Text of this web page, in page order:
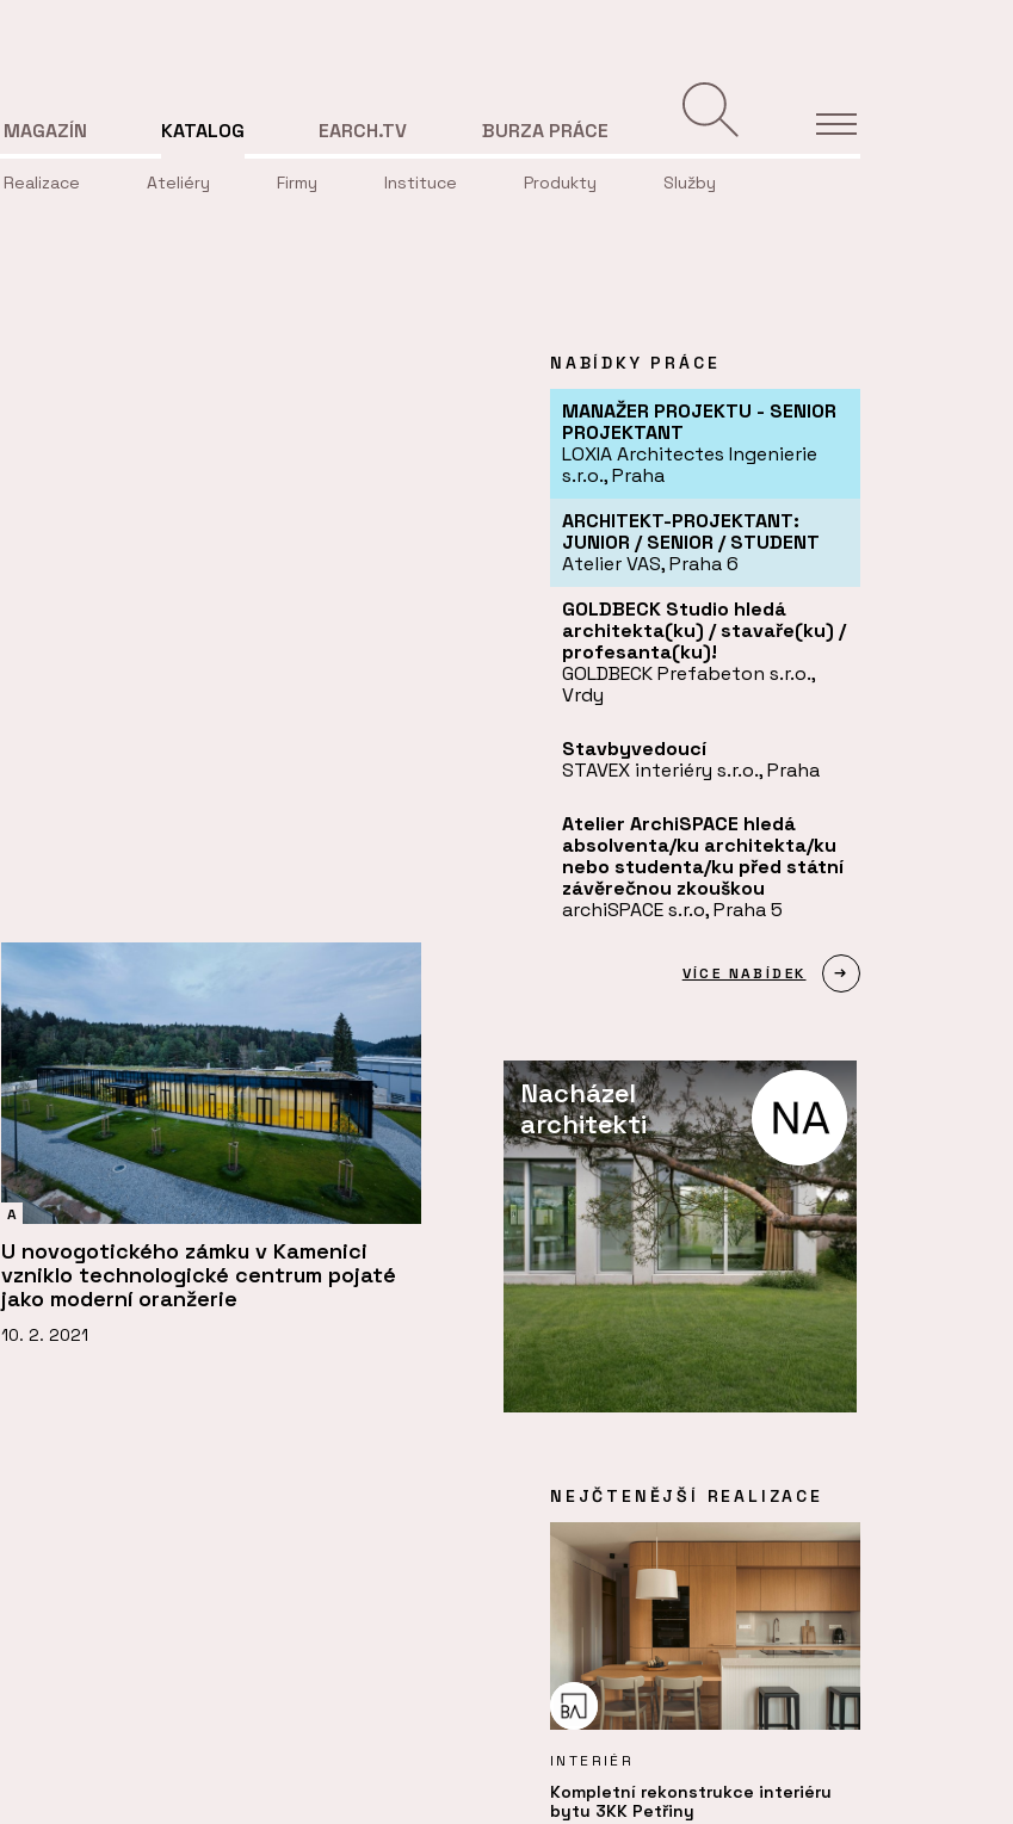
MAGAZÍN KATALOG
Realizace Ateliéry Firmy Instituce Produkty Služby
EARCH.TV BURZA PRÁCE
A
U novogotického zámku v Kamenici
vzniklo technologické centrum pojaté
jako moderní oranžerie
10. 2. 2021
NABÍDKY PRÁCE
MANAŽER PROJEKTU - SENIOR
PROJEKTANT
LOXIA Architectes Ingenierie
s.r.o., Praha
ARCHITEKT-PROJEKTANT:
JUNIOR / SENIOR / STUDENT
Atelier VAS, Praha 6
GOLDBECK Studio hledá
architekta(ku) / stavaře(ku) /
profesanta(ku)!
GOLDBECK Prefabeton s.r.o.,
Vrdy
Stavbyvedoucí
STAVEX interiéry s.r.o., Praha
Atelier ArchiSPACE hledá
absolventa/ku architekta/ku
nebo studenta/ku před státní
závěrečnou zkouškou
archiSPACE s.r.o, Praha 5
VÍCE NABÍDEK
Nacházel
architekti
NEJČTENĚJŠÍ REALIZACE
INTERIÉR
Kompletní rekonstrukce interiéru
bytu 3KK Petřiny